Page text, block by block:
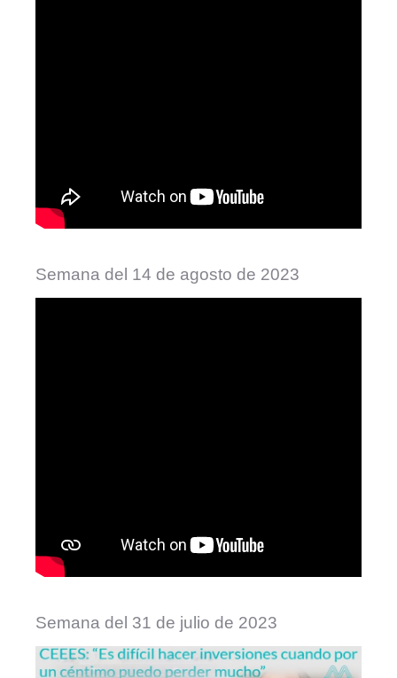
Semana del 14 de agosto de 2023
Semana del 31 de julio de 2023